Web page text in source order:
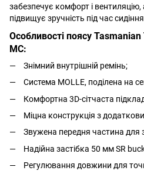
забезпечує комфорт і
підвищує зручність під час
Особливості поясу
MC:
Знімний внутрішній ремінь;
Система MOLLE, поділена на
Комфортна 3D-сітчаста
Міцна конструкція з
Звужена передня частина для
Надійна застібка 50 мм SR
Регулювання довжини для